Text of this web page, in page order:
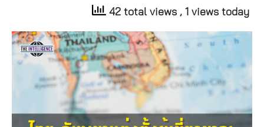
42 total views , 1 views today